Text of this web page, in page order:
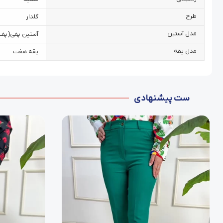
طرح گلدار
مدل آستین آستین
مدل یقه یقه هفت
ست پیشنهادی